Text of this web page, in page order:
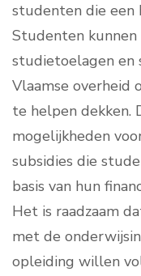
studenten die een
Studenten kunnen
studietoelagen en
Vlaamse overheid
te helpen dekken.
mogelijkheden
subsidies die
basis van hun
Het is raadzaam
met de
opleiding willen